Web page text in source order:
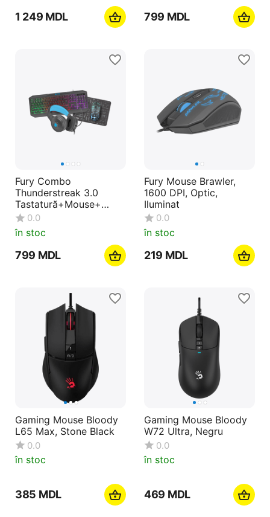
1 249 MDL ‍799‍ MDL
Fury Combo
Thunderstreak 3.0
Tastatură+Mouse+
Căști+Mouse Pad+ RU
Layout
0.0
în stoc
‍799‍ MDL
Fury Mouse Brawler,
1600 DPI, Optic,
Iluminat
0.0
în stoc
‍219‍ MDL
Gaming Mouse Bloody
L65 Max, Stone Black
0.0
în stoc
‍385‍ MDL
Gaming Mouse Bloody
W72 Ultra, Negru
0.0
în stoc
‍469‍ MDL